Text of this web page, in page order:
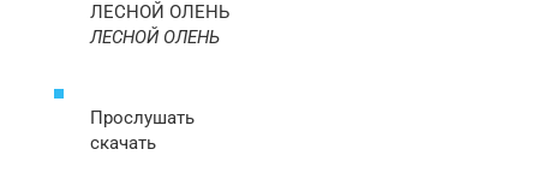
ЛЕСНОЙ ОЛЕНЬ
ЛЕСНОЙ ОЛЕНЬ
Прослушать
скачать